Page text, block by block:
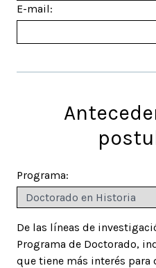
E-mail:
Programa:
De las líneas de
Programa de Doctorado,
que tiene más interés